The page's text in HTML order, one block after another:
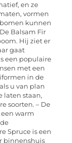
en ze
vormen
kunnen
Balsam Fir
Hij ziet er
gaat
een populaire
met een
in de
u van plan
laten staan,
soorten. – De
warm
Spruce is een
binnenshuis